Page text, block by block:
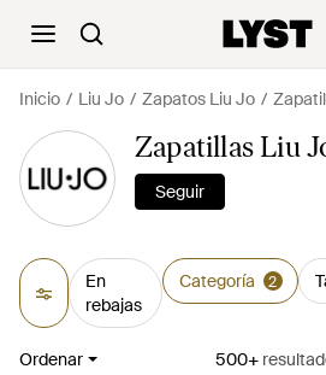
Inicio Liu Jo Zapatos Liu Jo
Zapatillas Liu
Seguir
En
rebajas
Categoría 2
Ordenar 500+